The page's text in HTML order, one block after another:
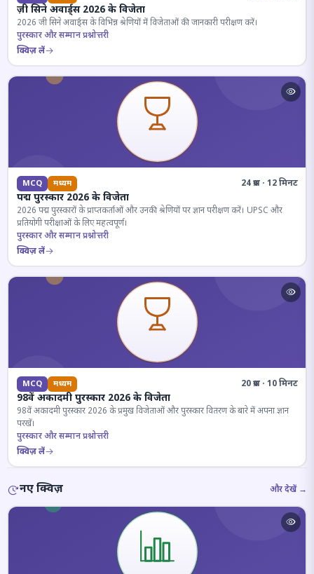
ज़ी सिने अवार्ड्स 2026 के विजेता
2026 जी सिने अवार्ड्स के विभिन्न श्रेणियों में विजेताओं की जानकारी परीक्षण करें।
पुरस्कार और सम्मान प्रश्नोत्तरी
क्विज़ लें
MCQ मध्यम 24 प्रश्न · 12 मिनट
पद्म पुरस्कार 2026 के विजेता
2026 पद्म पुरस्कारों के प्राप्तकर्ताओं और उनकी श्रेणियों पर ज्ञान परीक्षण करें। UPSC और
प्रतियोगी परीक्षाओं के लिए महत्वपूर्ण।
पुरस्कार और सम्मान प्रश्नोत्तरी
क्विज़ लें
MCQ मध्यम 20 प्रश्न · 10 मिनट
98वें अकादमी पुरस्कार 2026 के विजेता
98वें अकादमी पुरस्कार 2026 के प्रमुख विजेताओं और पुरस्कार वितरण के बारे में अपना ज्ञान
परखें।
पुरस्कार और सम्मान प्रश्नोत्तरी
क्विज़ लें
नए क्विज़ और देखें →